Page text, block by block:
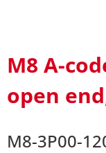
M8 A-
open
M8-3P00-